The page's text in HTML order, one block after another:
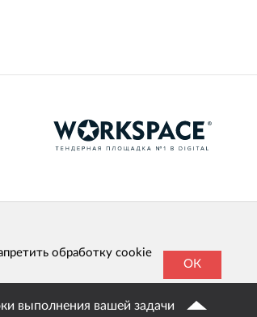
выполнения вашей задачи
обработку cookie
ОК